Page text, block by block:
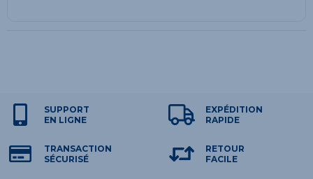
SUPPORT
EN LIGNE
EXPÉDITION
RAPIDE
TRANSACTION
SÉCURISÉ
RETOUR
FACILE